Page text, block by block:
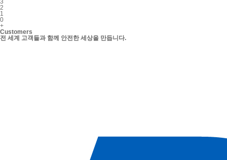
3
2
1
0
+
Customers
전 세계 고객들과 함께 안전한 세상을 만듭니다.